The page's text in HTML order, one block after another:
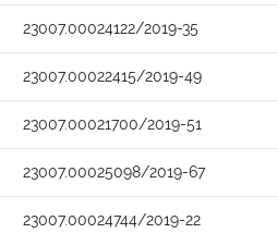
23007.00024122/2019-35
23007.00022415/2019-49
23007.00021700/2019-51
23007.00025098/2019-67
23007.00024744/2019-22